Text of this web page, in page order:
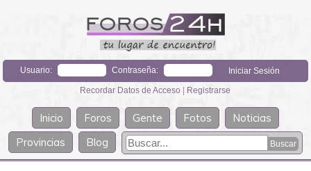
Usuario: Contraseña:
Recordar Datos de Acceso | Registrarse
Inicio Foros Gente Fotos
Noticias
Provincias
Blog